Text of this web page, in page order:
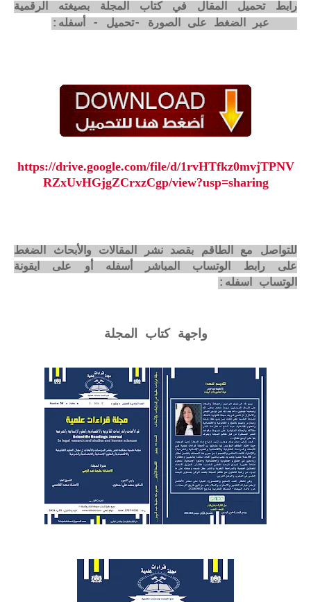
رابط تحميل المقال في كتاب المجلة بصيغته الرقمية
https://drive.google.com/file/d/1rvHTfkz0mvjTPNV
RZxUvHGjgZCrxzCgp/view?usp=sharing
للتواصل مع الطاقم بقصد نشر المقالات والأبحاث الضغط
على رابط الوتساب المباشر أسفله أو على ايقونة
الوتساب اسفله:
واجهة كتاب المجلة